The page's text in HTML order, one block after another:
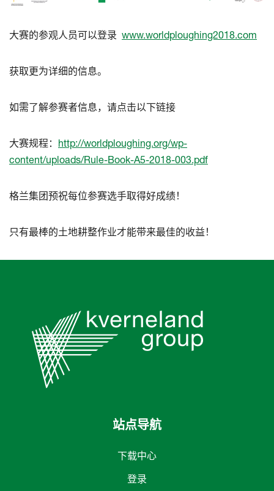
大赛的参观人员可以登录 www.worldploughing2018.com
获取更为详细的信息。
如需了解参赛者信息，请点击以下链接
大赛规程： http://worldploughing.org/wp-
content/uploads/Rule-Book-A5-2018-003.pdf
格兰集团预祝每位参赛选手取得好成绩！
只有最棒的土地耕整作业才能带来最佳的收益！
站点导航
下载中心
登录